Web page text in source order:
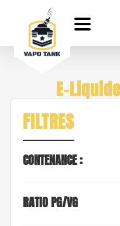
E-
FILTRES
CONTENANCE :
RATIO PG/VG